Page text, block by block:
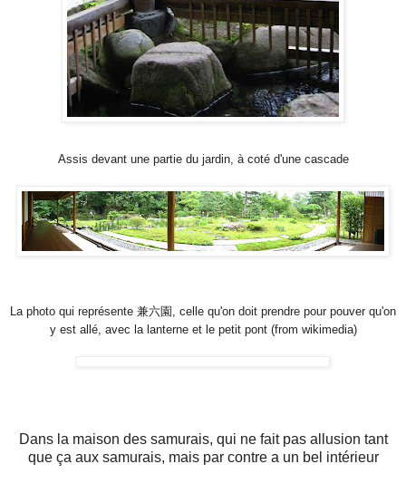
Assis devant une partie du jardin, à coté d'une cascade
La photo qui représente 兼六園, celle qu'on doit prendre pour pouver qu'on
y est allé, avec la lanterne et le petit pont (from wikimedia)
Dans la maison des samurais, qui ne fait pas allusion tant
que ça aux samurais, mais par contre a un bel intérieur